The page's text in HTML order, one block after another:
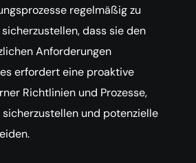
regelmäßig zu
dass sie den
Anforderungen
erfordert eine proaktive
Richtlinien und Prozesse,
und potenzielle